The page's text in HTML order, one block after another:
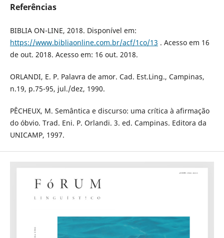
Referências
BIBLIA ON-LINE, 2018. Disponível em:
https://www.bibliaonline.com.br/acf/1co/13 . Acesso em 16
de out. 2018. Acesso em: 16 out. 2018.
ORLANDI, E. P. Palavra de amor. Cad. Est.Ling., Campinas,
n.19, p.75-95, jul./dez, 1990.
PÊCHEUX, M. Semântica e discurso: uma crítica à afirmação
do óbvio. Trad. Eni. P. Orlandi. 3. ed. Campinas. Editora da
UNICAMP, 1997.